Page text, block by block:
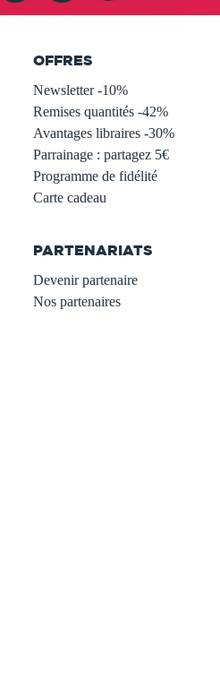
OFFRES
Newsletter -10%
Remises quantités -42%
Avantages libraires -30%
Parrainage : partagez 5€
Programme de fidélité
Carte cadeau
PARTENARIATS
Devenir partenaire
Nos partenaires